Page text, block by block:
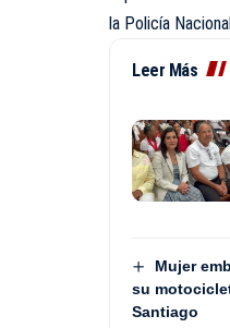
la Policía
Leer Más
Mujer
su
Santiago